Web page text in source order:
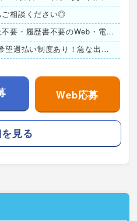
ご相談ください◎
【ラクラク応募】来社不要・履歴書不要のWeb・電話面接実施！
【週払いOK】給与の希望週払い制度あり！急な出費も安心★
Web応募
見る